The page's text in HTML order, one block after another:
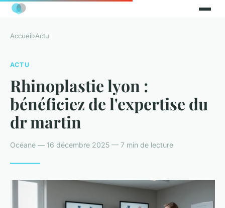
Accueil›Actu
ACTU
Rhinoplastie lyon :
bénéficiez de l'expertise du
dr martin
Océane — 16 décembre 2025 — 7 min de lecture